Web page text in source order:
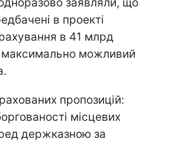
заявляли, що
в проекті
в 41 млрд
максимально можливий
пропозицій:
місцевих
держказною за